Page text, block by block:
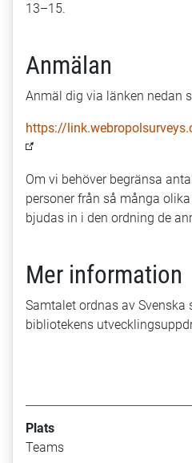
13–15.
Anmälan
Anmäl dig via länken nedan
https://
Om vi behöver begränsa
personer från så många
bjudas in i den ordning de
Mer information
Samtalet ordnas av Svenska
bibliotekens
Plats
Teams